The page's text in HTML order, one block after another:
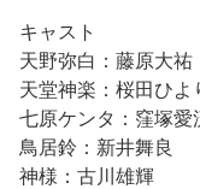
キャスト
天野弥白：藤原大祐
天堂神楽：桜田ひよ
七原ケンタ：窪塚愛
鳥居鈴：新井舞良
神様：古川雄輝